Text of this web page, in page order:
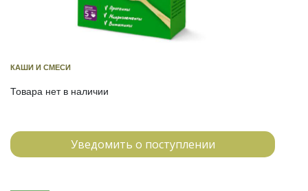
КАШИ И СМЕСИ
Товара нет в наличии
Уведомить о поступлении